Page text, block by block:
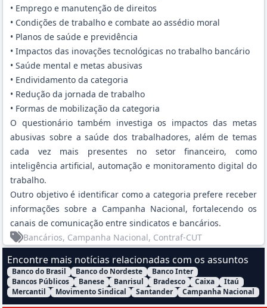
• Emprego e manutenção de direitos
• Condições de trabalho e combate ao assédio moral
• Planos de saúde e previdência
• Impactos das inovações tecnológicas no trabalho bancário
• Saúde mental e metas abusivas
• Endividamento da categoria
• Redução da jornada de trabalho
• Formas de mobilização da categoria
O questionário também investiga os impactos das metas
abusivas sobre a saúde dos trabalhadores, além de temas
cada vez mais presentes no setor financeiro, como
inteligência artificial, automação e monitoramento digital do
trabalho.
Outro objetivo é identificar como a categoria prefere receber
informações sobre a Campanha Nacional, fortalecendo os
canais de comunicação entre sindicatos e bancários.
Bancários, Campanha Nacional, Contraf-CUT
Encontre mais notícias relacionadas com os assuntos
Filtrar Notícias pelo assunto:
Banco do Brasil Banco do Nordeste
Banco Inter
Bancos Públicos
Banese Banrisul Bradesco Caixa
Itaú
Mercantil
Movimento Sindical Santander Campanha Nacional